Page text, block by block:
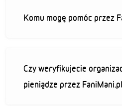
Komu mogę pomóc przez
Czy weryfikujecie
pieniądze przez